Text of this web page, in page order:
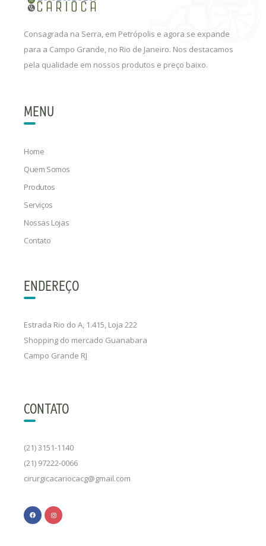
Consagrada na Serra, em Petrópolis e agora se expande
para a Campo Grande, no Rio de Janeiro. Nos destacamos
pela qualidade em nossos produtos e preço baixo.
MENU
Home
Quem Somos
Produtos
Serviços
Nossas Lojas
Contato
ENDEREÇO
Estrada Rio do A, 1.415, Loja 222
Shopping do mercado Guanabara
Campo Grande RJ
CONTATO
(21) 3151-1140
(21) 97222-0066
cirurgicacariocacg@gmail.com